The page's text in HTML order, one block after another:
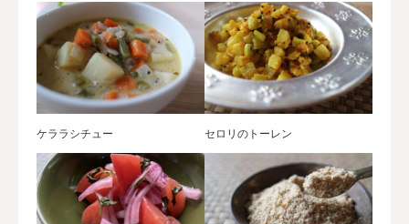
ケララシチュー セロリのトーレン